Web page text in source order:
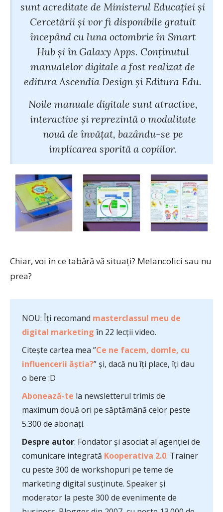
sunt acreditate de Ministerul Educației și
Cercetării și vor fi disponibile gratuit
începând cu luna octombrie în Smart
Hub și în Galaxy Apps. Conținutul
manualelor digitale a fost realizat de
editura Ascendia Design și Editura Edu.
Noile manuale digitale sunt atractive,
interactive și reprezintă o modalitate
nouă de învățat, bazându-se pe
implicarea sporită a copiilor.
Chiar, voi în ce tabără vă situați? Melancolici sau nu
prea?
NOU: Îți recomand masterclassul meu de
digital marketing în 22 lecții video.
Citește cartea mea ”Ce ne facem, domle, cu
influencerii ăștia?” și, dacă nu îți place, îți dau
o bere :D
Abonează-te la newsletterul trimis de
maximum două ori pe săptămână celor peste
5.300 de abonați.
Despre autor: Fondator și asociat al agenției de
comunicare integrată Kooperativa 2.0. Trainer
cu peste 300 de workshopuri pe teme de
marketing digital susținute. Speaker și
moderator la peste 300 de evenimente de